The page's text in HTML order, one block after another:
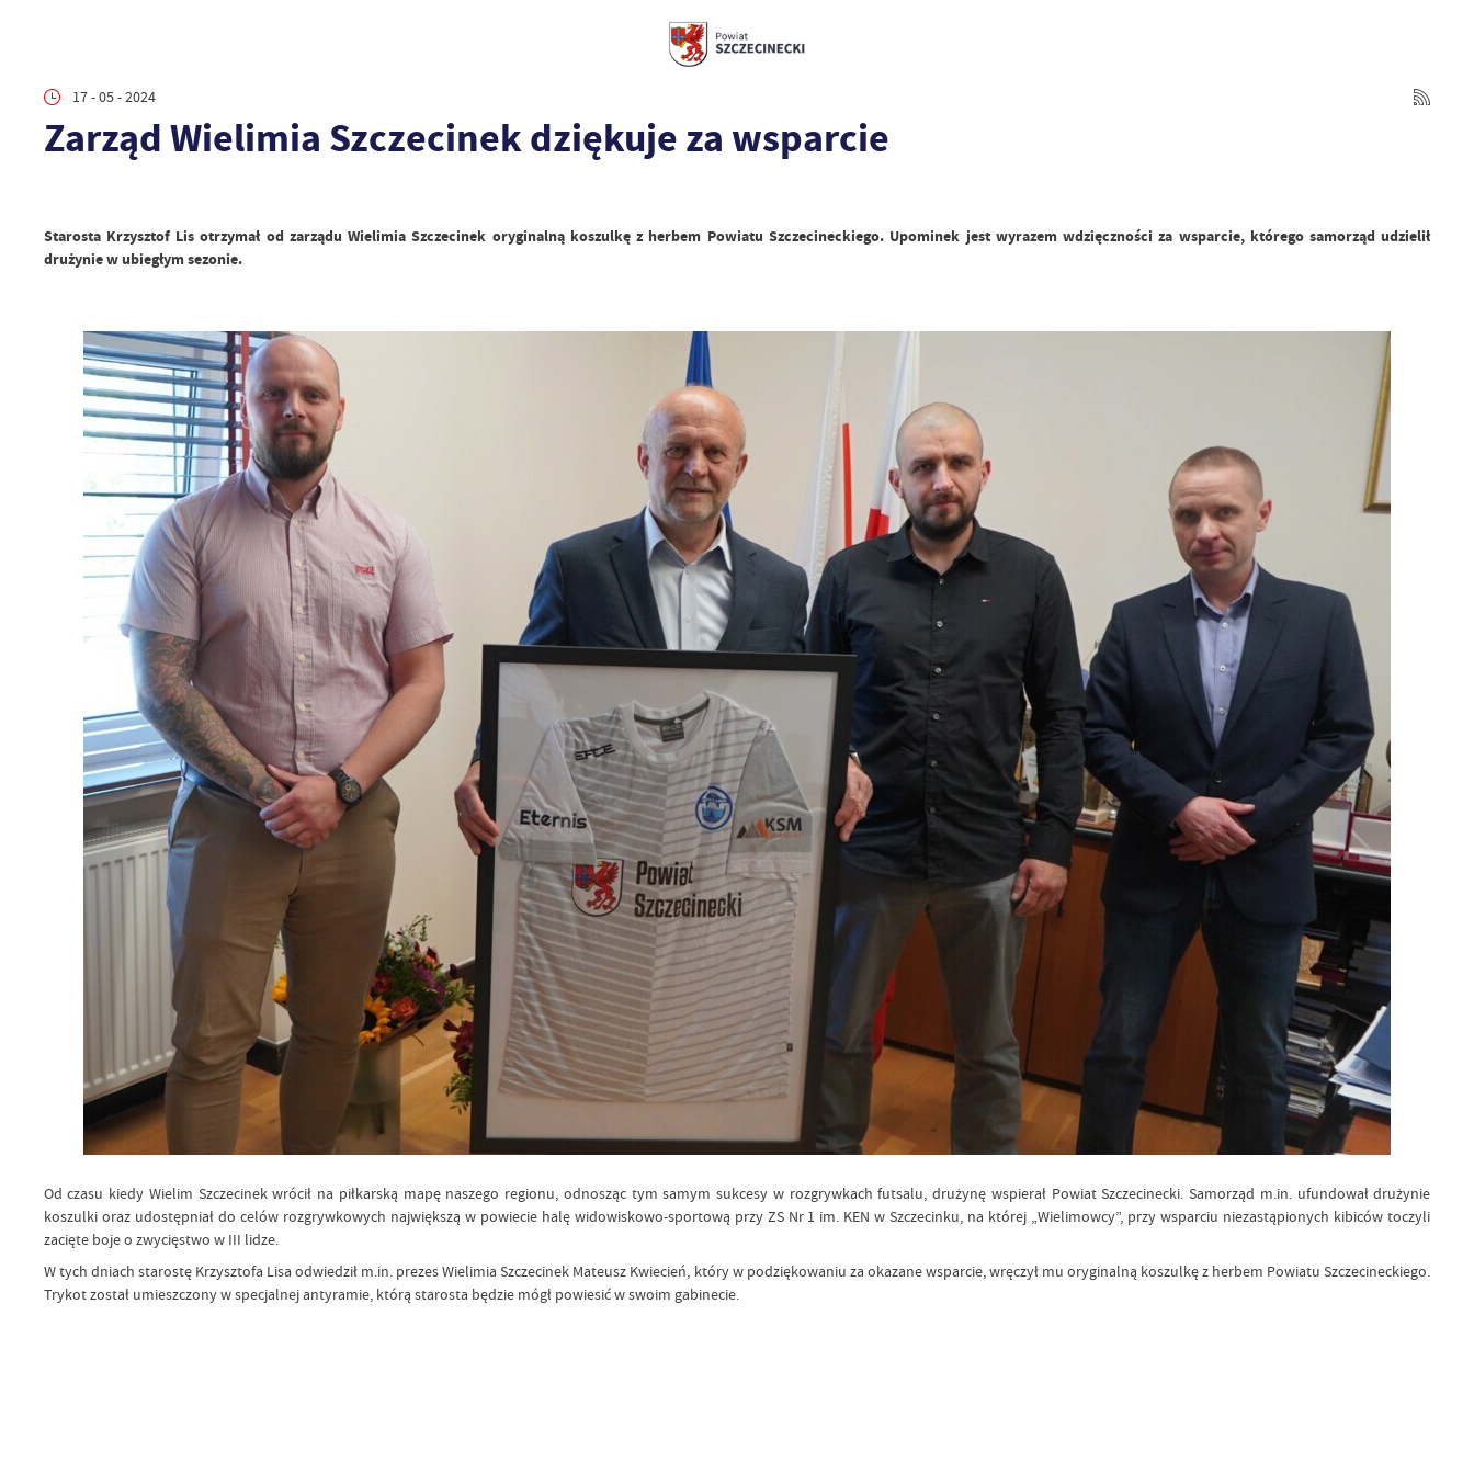
17 - 05 - 2024
Zarząd Wielimia Szczecinek dziękuje za wsparcie
Starosta Krzysztof Lis otrzymał od zarządu Wielimia Szczecinek oryginalną koszulkę z herbem Powiatu Szczecineckiego. Upominek jest wyrazem wdzięczności za wsparcie, którego samorząd udzielił
drużynie w ubiegłym sezonie.
Od czasu kiedy Wielim Szczecinek wrócił na piłkarską mapę naszego regionu, odnosząc tym samym sukcesy w rozgrywkach futsalu, drużynę wspierał Powiat Szczecinecki. Samorząd m.in. ufundował drużynie
koszulki oraz udostępniał do celów rozgrywkowych największą w powiecie halę widowiskowo-sportową przy ZS Nr 1 im. KEN w Szczecinku, na której „Wielimowcy”, przy wsparciu niezastąpionych kibiców toczyli
zacięte boje o zwycięstwo w III lidze.
W tych dniach starostę Krzysztofa Lisa odwiedził m.in. prezes Wielimia Szczecinek Mateusz Kwiecień, który w podziękowaniu za okazane wsparcie, wręczył mu oryginalną koszulkę z herbem Powiatu Szczecineckiego.
Trykot został umieszczony w specjalnej antyramie, którą starosta będzie mógł powiesić w swoim gabinecie.